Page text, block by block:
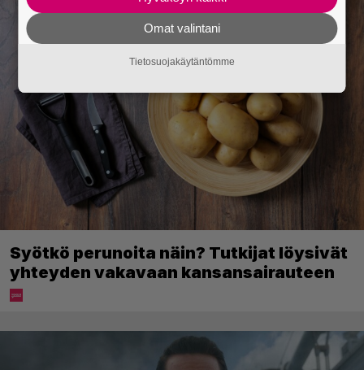
Syötkö perunoita näin? Tutkijat löysivät
yhteyden vakavaan kansansairauteen
Omat valintani
Tietosuojakäytäntömme